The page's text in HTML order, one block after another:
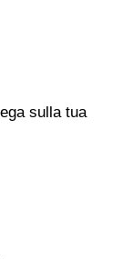
sulla tua